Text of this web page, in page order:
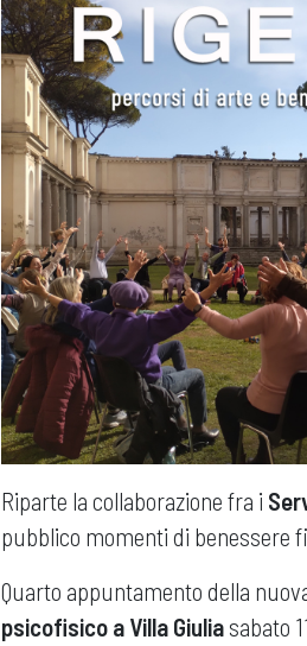
Riparte la collaborazione fra i
pubblico momenti di benessere
Quarto appuntamento della
psicofisico a Villa Giulia sabato